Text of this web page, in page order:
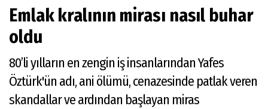
Günün
Haberleri
Biyografiler
Etkinlikler
İlkeleri
Emlak kralının mirası nasıl buhar
oldu
80’li yılların en zengin iş insanlarından Yafes
Öztürk'ün adı, ani ölümü, cenazesinde patlak veren
skandallar ve ardından başlayan miras